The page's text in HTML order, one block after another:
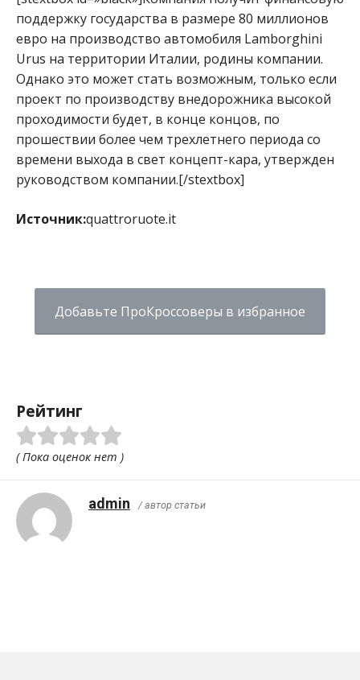
поддержку государства в размере 80 миллионов
евро на производство автомобиля Lamborghini
Urus на территории Италии, родины компании.
Однако это может стать возможным, только если
проект по производству внедорожника высокой
проходимости будет, в конце концов, по
прошествии более чем трехлетнего периода со
времени выхода в свет концепт-кара, утвержден
руководством компании.[/stextbox]
Источник:quattroruote.it
Добавьте ПроКроссоверы в избранное
Рейтинг
( Пока оценок нет )
admin / автор статьи